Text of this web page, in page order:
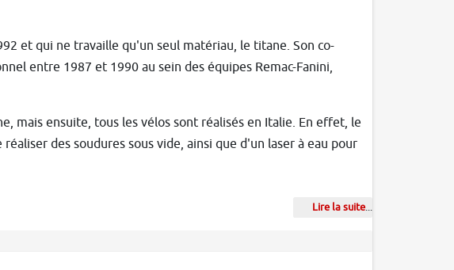
et qui ne travaille qu'un seul matériau, le titane. Son co-
entre 1987 et 1990 au sein des équipes Remac-Fanini,
mais ensuite, tous les vélos sont réalisés en Italie. En effet, le
des soudures sous vide, ainsi que d'un laser à eau pour
Lire la suite...